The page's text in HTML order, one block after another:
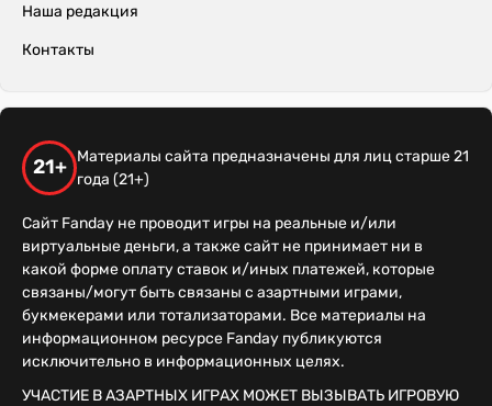
Наша редакция
Контакты
21+
Материалы сайта предназначены для лиц старше 21
года (21+)
Сайт Fanday не проводит игры на реальные и/или
виртуальные деньги, а также сайт не принимает ни в
какой форме оплату ставок и/иных платежей, которые
связаны/могут быть связаны с азартными играми,
букмекерами или тотализаторами. Все материалы на
информационном ресурсе Fanday публикуются
исключительно в информационных целях.
УЧАСТИЕ В АЗАРТНЫХ ИГРАХ МОЖЕТ ВЫЗЫВАТЬ ИГРОВУЮ